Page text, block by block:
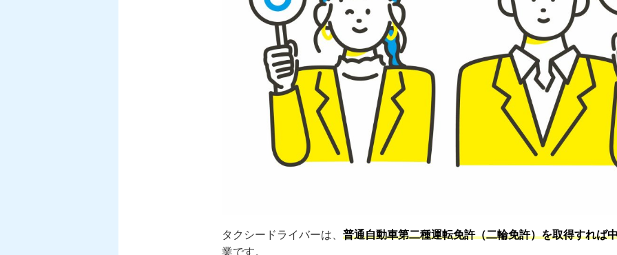
タクシードライバーは、 普通自動車第二種運転免許（二輪免許）を取得すれば
業です。